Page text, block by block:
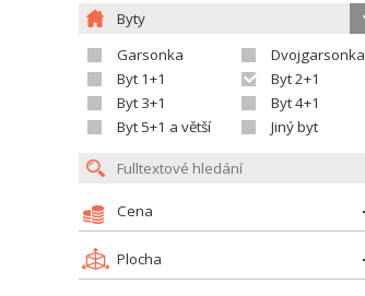
Byty
Garsonka
Dvojgarsonka
Byt 1+1
Byt 2+1
Byt 3+1
Byt 4+1
Byt 5+1 a větší
Jiný byt
Cena
Plocha